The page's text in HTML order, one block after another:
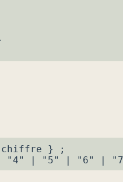
chiffre } ;
"4" | "5" | "6" |